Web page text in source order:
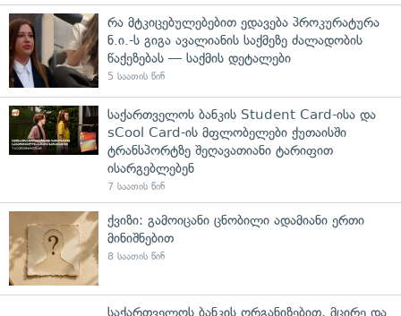
რა მტკიცებულებებით ედავება პროკურატურა
ნ.ი.-ს გიგა ავალიანის საქმეზე ძალადობის
წაქეზებას — საქმის დეტალები
5 საათის წინ
საქართველოს ბანკის Student Card-ისა და
sCool Card-ის მფლობელები ქუთაისში
ტრანსპორტზე შეღავათიანი ტარიფით
ისარგებლებენ
7 საათის წინ
ქვიზი: გამოიცანი ცნობილი ადამიანი ერთი
მინიშნებით
8 საათის წინ
საქართველოს ბანკის ორგანიზებით, მცირე და